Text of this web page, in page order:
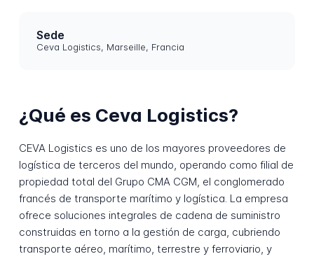
Sede
Ceva Logistics, Marseille, Francia
¿Qué es Ceva Logistics?
CEVA Logistics es uno de los mayores proveedores de
logística de terceros del mundo, operando como filial de
propiedad total del Grupo CMA CGM, el conglomerado
francés de transporte marítimo y logística. La empresa
ofrece soluciones integrales de cadena de suministro
construidas en torno a la gestión de carga, cubriendo
transporte aéreo, marítimo, terrestre y ferroviario, y